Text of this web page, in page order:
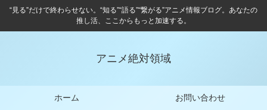
“見る”だけで終わらせない。“知る”“語る”“繋がる”アニメ情報ブログ。あなたの
推し活、ここからもっと加速する。
アニメ絶対領域
ホーム お問い合わせ